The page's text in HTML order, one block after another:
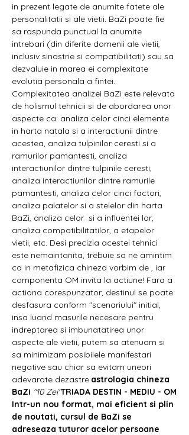
in prezent legate de anumite fatete ale
personalitatii si ale vietii. BaZi poate fie
sa raspunda punctual la anumite
intrebari (din diferite domenii ale vietii,
inclusiv sinastrie si compatibilitati) sau sa
dezvaluie in marea ei complexitate
evolutia personala a fintei.
Complexitatea analizei BaZi este relevata
de holismul tehnicii si de abordarea unor
aspecte ca: analiza celor cinci elemente
in harta natala si a interactiunii dintre
acestea, analiza tulpinilor ceresti si a
ramurilor pamantesti, analiza
interactiunilor dintre tulpinile ceresti,
analiza interactiunilor dintre ramurile
pamantesti, analiza celor cinci factori,
analiza palatelor si a stelelor din harta
BaZi, analiza celor si a influentei lor,
analiza compatibilitatilor, a etapelor
vietii, etc. Desi precizia acestei tehnici
este nemaintanita, trebuie sa ne amintim
ca in metafizica chineza vorbim de , iar
componenta OM invita la actiune! Fara a
actiona corespunzator, destinul se poate
desfasura conform "scenariului" initial,
insa luand masurile necesare pentru
indreptarea si imbunatatirea unor
aspecte ale vietii, putem sa atenuam si
sa minimizam posibilele manifestari
negative sau chiar sa evitam uneori
adevarate dezastre.astrologia chineza
BaZi "10 Zei"TRIADA DESTIN - MEDIU - OM
Intr-un nou format, mai eficient si plin
de noutati, cursul de BaZi se
adreseaza tuturor acelor persoane